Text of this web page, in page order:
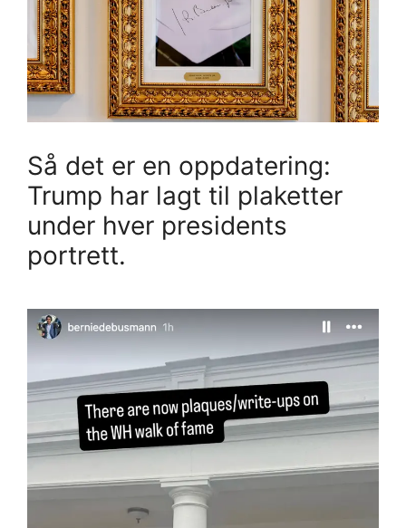
Så det er en oppdatering:
Trump har lagt til plaketter
under hver presidents
portrett.